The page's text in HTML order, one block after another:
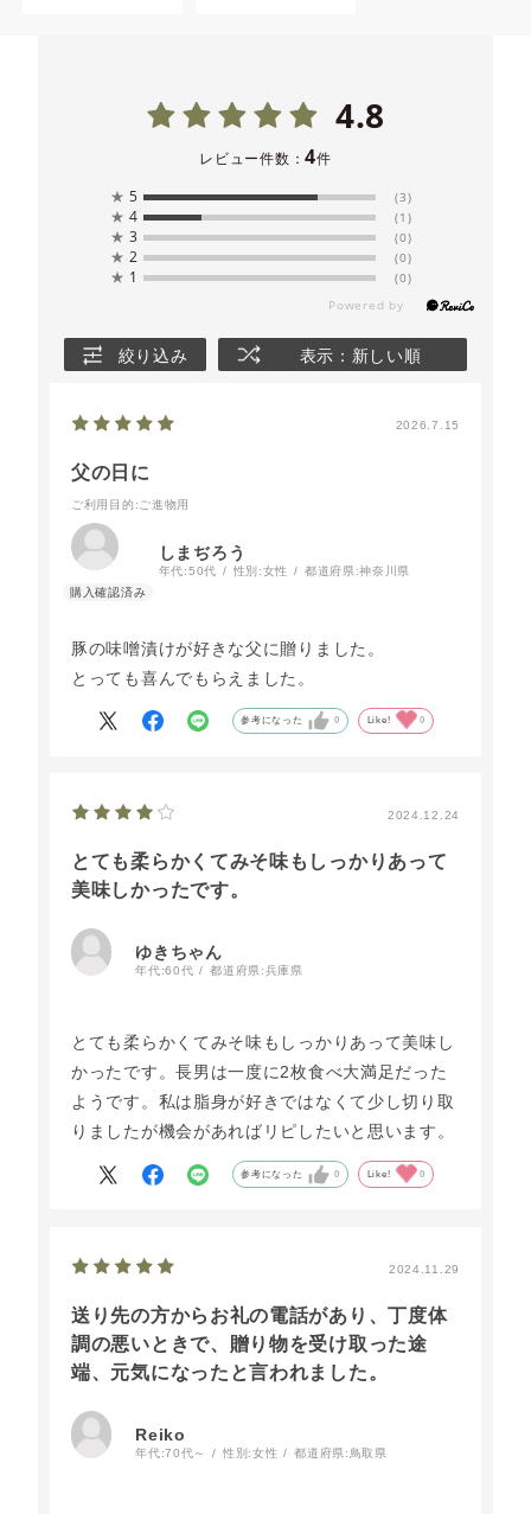
4.8
レビュー件数：4件
★ 5 (3)
★ 4 (1)
★ 3 (0)
★ 2 (0)
★ 1 (0)
絞り込み 表示：新しい順
2026.7.15
父の日に
ご利用目的 :ご進物用
しまぢろう
年代:50代 性別:女性 都道府県:神奈川県
豚の味噌漬けが好きな父に贈りました。
とっても喜んでもらえました。
参考になった 0 Like! 0
2024.12.24
とても柔らかくてみそ味もしっかりあって
美味しかったです。
ゆきちゃん
年代:60代 都道府県:兵庫県
とても柔らかくてみそ味もしっかりあって美味し
かったです。長男は一度に2枚食べ大満足だった
ようです。私は脂身が好きではなくて少し切り取
りましたが機会があればリピしたいと思います。
参考になった 0 Like! 0
2024.11.29
送り先の方からお礼の電話があり、丁度体
調の悪いときで、贈り物を受け取った途
端、元気になったと言われました。
Reiko
年代:70代～ 性別:女性 都道府県: 鳥取県